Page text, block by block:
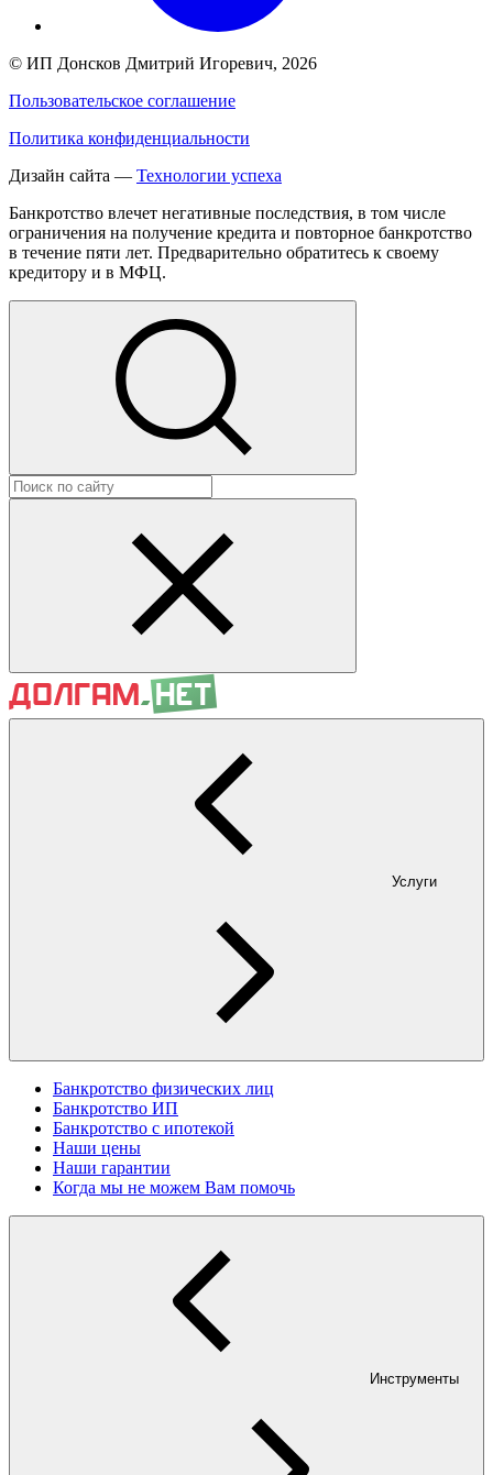
© ИП Донсков Дмитрий Игоревич, 2026
Пользовательское соглашение
Политика конфиденциальности
Дизайн сайта — Технологии успеха
Банкротство влечет негативные последствия, в том числе
ограничения на получение кредита и повторное банкротство
в течение пяти лет. Предварительно обратитесь к своему
кредитору и в МФЦ.
Услуги
Банкротство физических лиц
Банкротство ИП
Банкротство с ипотекой
Наши цены
Наши гарантии
Когда мы не можем Вам помочь
Инструменты